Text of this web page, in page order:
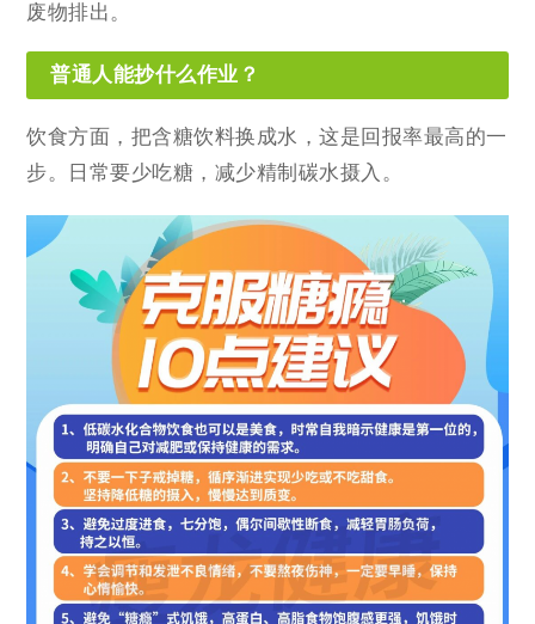
废物排出。
普通人能抄什么作业？
饮食方面，把含糖饮料换成水，这是回报率最高的一
步。日常要少吃糖，减少精制碳水摄入。